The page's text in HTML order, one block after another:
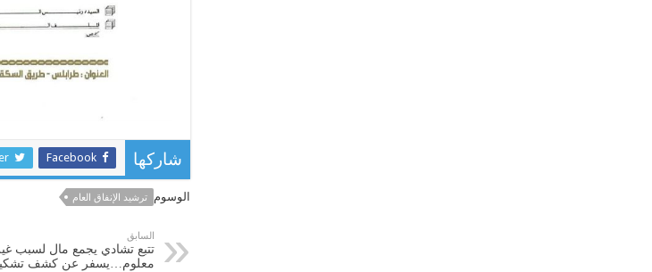
شاركها Facebook
الوسوم ترشيد الإنفاق العام
السابق
تتبع تشادي يجمع مال لسبب
معلوم…يسفر عن كشف